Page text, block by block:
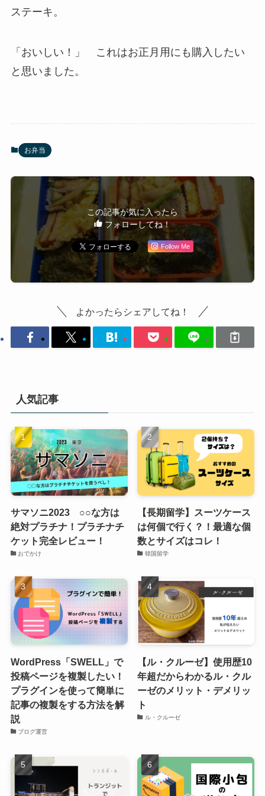
ステーキ。
「おいしい！」 これはお正月用にも購入したい
と思いました。
お弁当
この記事が気に入ったら
フォローしてね！
Follow Me
よかったらシェアしてね！
人気記事
サマソニ2023 ○○な方は
絶対プラチナ！プラチナチ
ケット完全レビュー！
おでかけ
【長期留学】スーツケース
は何個で行く？！最適な個
数とサイズはコレ！
韓国留学
WordPress「SWELL」で
投稿ページを複製したい！
プラグインを使って簡単に
記事の複製をする方法を解
説
ブログ運営
【ル・クルーゼ】使用歴10
年超だからわかるル・クル
ーゼのメリット・デメリッ
ト
ル・クルーゼ